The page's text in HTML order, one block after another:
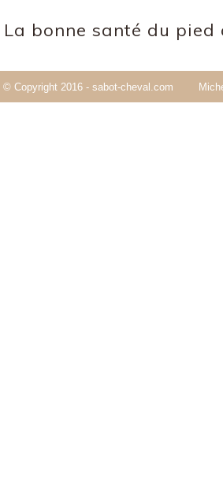
La bonne santé du
© Copyright 2016 - sabot-cheval.com